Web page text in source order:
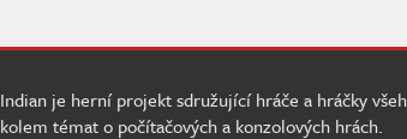
Indian je herní projekt sdružující hráče a hráčky
kolem témat o počítačových a konzolových hrách.